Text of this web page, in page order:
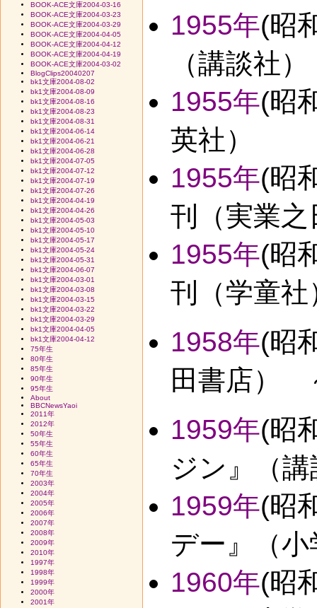
1955年(昭
（講談社）
1955年(昭
英社）
1955年(昭
刊（実業
1955年(昭
刊（学童社
1958年(昭
田書店）
1959年(昭
ジン』（
1959年(昭
デー』（小
1960年(昭
BOOK-ACE文庫2004-03-16
BOOK-ACE文庫2004-03-23
BOOK-ACE文庫2004-03-29
BOOK-ACE文庫2004-04-05
BOOK-ACE文庫2004-04-12
BOOK-ACE文庫2004-04-19
BOOK-ACE文庫2004-03-02
BlogClips20040207
bk1文庫2004-08-02
bk1文庫2004-08-09
bk1文庫2004-08-16
bk1文庫2004-08-23
bk1文庫2004-08-31
bk1文庫2004-06-14
bk1文庫2004-06-21
bk1文庫2004-06-28
bk1文庫2004-07-05
bk1文庫2004-07-12
bk1文庫2004-07-19
bk1文庫2004-07-26
bk1文庫2004-04-19
bk1文庫2004-04-26
bk1文庫2004-05-03
bk1文庫2004-05-10
bk1文庫2004-05-17
bk1文庫2004-05-24
bk1文庫2004-05-31
bk1文庫2004-06-07
bk1文庫2004-03-01
bk1文庫2004-03-08
bk1文庫2004-03-15
bk1文庫2004-03-22
bk1文庫2004-03-29
bk1文庫2004-04-05
bk1文庫2004-04-12
75年生
80年生
85年生
90年生
95年生
About
BBCNewsYaoi
2011年
2012年
50年生
55年生
60年生
65年生
70年生
2003年
2004年
2005年
2006年
2007年
2008年
2009年
2010年
1997年
1998年
1999年
2000年
2001年